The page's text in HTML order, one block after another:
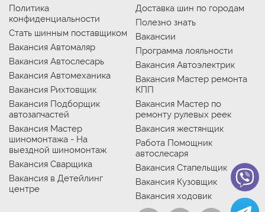
Политика
конфиденциальности
Стать шинным поставщиком
Вакансия Автомаляр
Вакансия Автослесарь
Вакансия Автомеханика
Вакансия Рихтовщик
Вакансия Подборщик
автозапчастей
Вакансия Мастер
шиномонтажа - На
выездной шиномонтаж
Вакансия Сварщика
Вакансия в Детейлинг
центре
Доставка шин по городам
Полезно знать
Вакансии
Программа лояльности
Вакансия Автоэлектрик
Вакансия Мастер ремонта
КПП
Вакансия Мастер по
ремонту рулевых реек
Вакансия жестянщик
Работа Помощник
автослесаря
Вакансия Стапельщик
Вакансия Кузовщик
Вакансия ходовик